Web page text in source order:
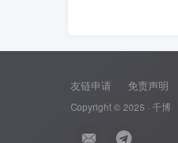
友链申请 免责声明
Copyright © 2025 · 千博